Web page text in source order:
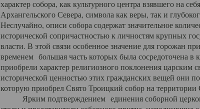
характер собора, как культурного центра взявшего на
Архангельского Севера, символа как веры, так и
Неслучайно, описи собора содержат значительное
исторической сопричастностью к личностям крупных
власти. В этой связи особенное значение для горожан
временем большая часть которых была сосредоточена в
приобрели характер религиозного поклонения царским
исторической ценностью этих гражданских вещей они
которую приобрел Свято Троицкий собор на территории
Ярким подтверждением единения соборной